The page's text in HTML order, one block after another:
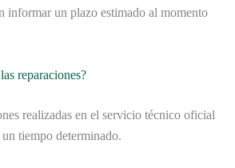
informar un plazo estimado al momento
reparaciones?
realizadas en el servicio técnico oficial
tiempo determinado.